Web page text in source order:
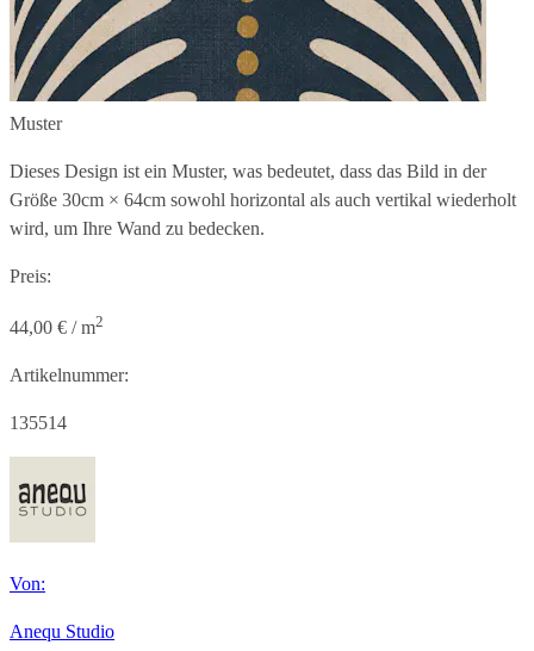
Muster
Dieses Design ist ein Muster, was bedeutet, dass das Bild in der
Größe 30cm × 64cm sowohl horizontal als auch vertikal wiederholt
wird, um Ihre Wand zu bedecken.
Preis:
44,00 € / m2
Artikelnummer:
135514
Von:
Anequ Studio